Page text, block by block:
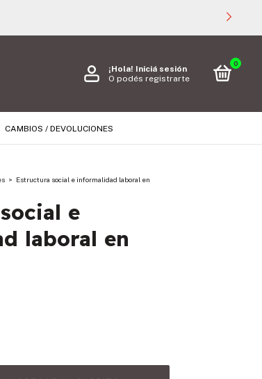
¡Hola! Iniciá sesión
O podés registrarte
0
CAMBIOS / DEVOLUCIONES
> Estructura social e informalidad laboral en
e
laboral en